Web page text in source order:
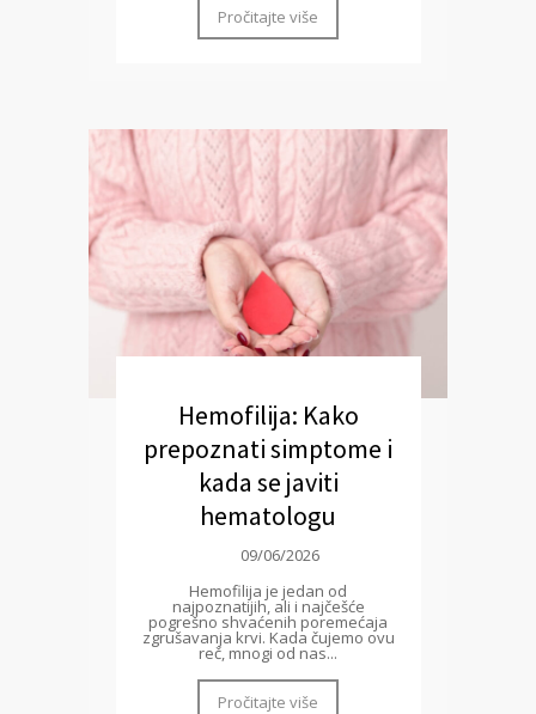
Pročitajte više
Hemofilija: Kako
prepoznati simptome i
kada se javiti
hematologu
09/06/2026
Hemofilija je jedan od
najpoznatijih, ali i najčešće
pogrešno shvaćenih poremećaja
zgrušavanja krvi. Kada čujemo ovu
reč, mnogi od nas...
Pročitajte više